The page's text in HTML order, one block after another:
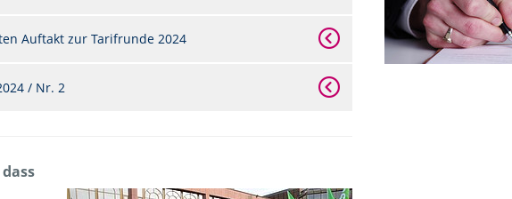
Auftakt zur Tarifrunde 2024
/ Nr. 2